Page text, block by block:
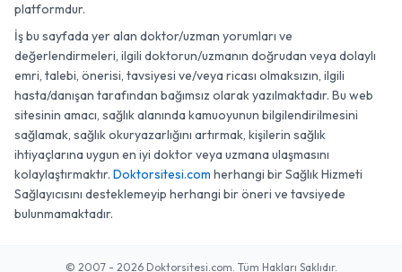
platformdur.
İş bu sayfada yer alan doktor/uzman yorumları ve
değerlendirmeleri, ilgili doktorun/uzmanın doğrudan veya dolaylı
emri, talebi, önerisi, tavsiyesi ve/veya ricası olmaksızın, ilgili
hasta/danışan tarafından bağımsız olarak yazılmaktadır. Bu web
sitesinin amacı, sağlık alanında kamuoyunun bilgilendirilmesini
sağlamak, sağlık okuryazarlığını artırmak, kişilerin sağlık
ihtiyaçlarına uygun en iyi doktor veya uzmana ulaşmasını
kolaylaştırmaktır. Doktorsitesi.com herhangi bir Sağlık Hizmeti
Sağlayıcısını desteklemeyip herhangi bir öneri ve tavsiyede
bulunmamaktadır.
© 2007 - 2026 Doktorsitesi.com. Tüm Hakları Saklıdır.